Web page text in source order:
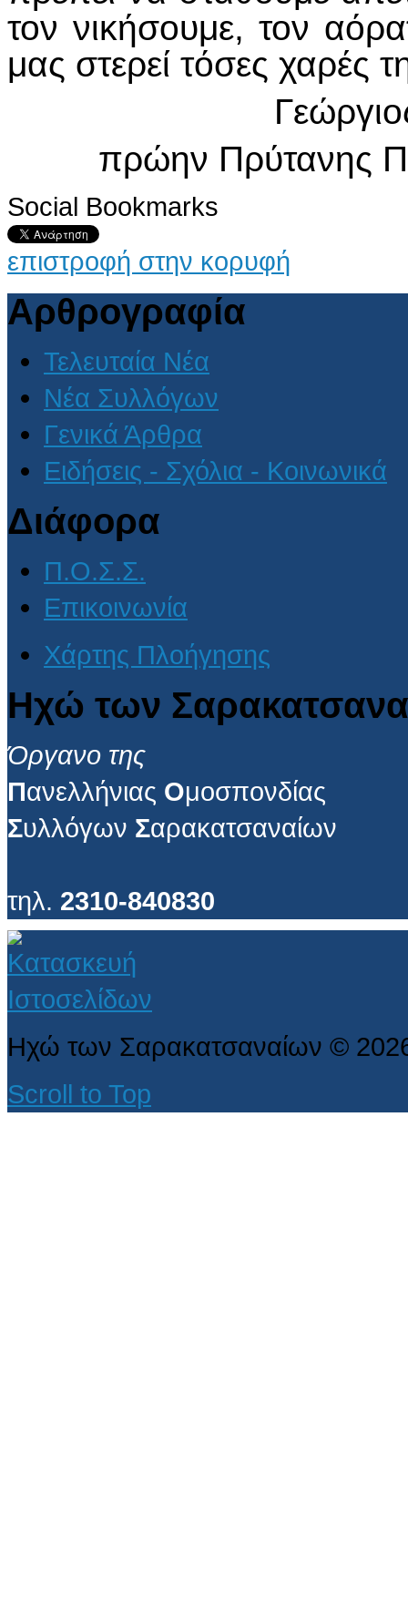
τον νικήσουμε, τον
μας στερεί τόσες χαρές
πρώην Πρύτανης
Social Bookmarks
επιστροφή στην κορυφή
Αρθρογραφία
Τελευταία Νέα
Νέα Συλλόγων
Γενικά Άρθρα
Ειδήσεις - Σχόλια - Κοινωνικά
Διάφορα
Π.Ο.Σ.Σ.
Επικοινωνία
Χάρτης Πλοήγησης
Ηχώ των
Όργανο της
Πανελλήνιας Ομοσπονδίας
Συλλόγων Σαρακατσαναίων
τηλ. 2310-840830
Ηχώ των Σαρακατσαναίων ©
Scroll to Top